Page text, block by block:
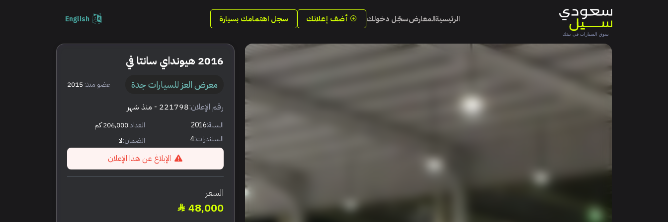
الرئيسيةالمعارضسجّل دخولك أضف إعلانك سجل اهتمامك بسيارة English
2016 هيونداي سانتا في
معرض العز للسيارات جدة عضو منذ:2015
رقم الإعلان:221798 - منذ شهر
السنة:2016 العداد:206,000 كم
السلندرات:4 الضمان:لا
الإبلاغ عن هذا الإعلان
السعر
48,000